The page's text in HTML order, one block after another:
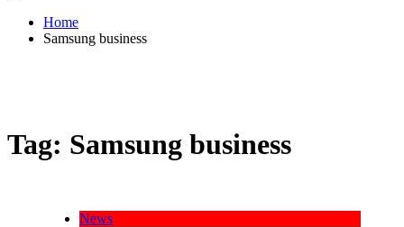
Home
Samsung business
Tag: Samsung business
News